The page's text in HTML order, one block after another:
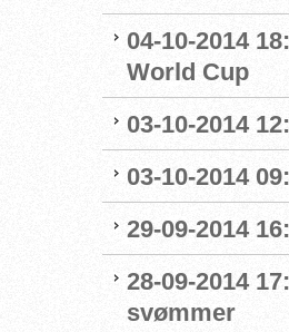
04-10-2014
World Cup
03-10-2014
03-10-2014
29-09-2014
28-09-2014
svømmer